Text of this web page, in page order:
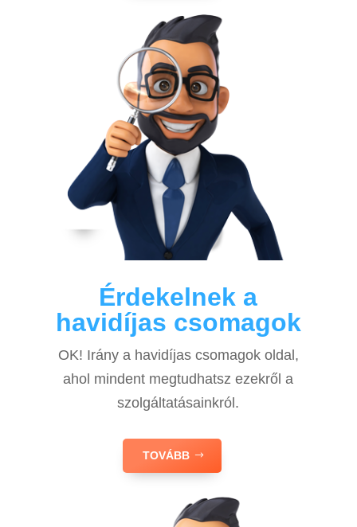
Érdekelnek a
havidíjas csomagok
OK! Irány a havidíjas csomagok oldal,
ahol mindent megtudhatsz ezekről a
szolgáltatásainkról.
TOVÁBB